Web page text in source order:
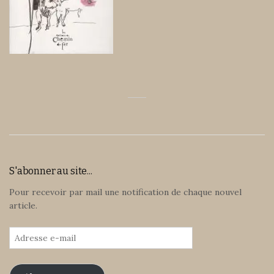
S'abonner au site...
Pour recevoir par mail une notification de chaque nouvel
article.
Adresse
e-